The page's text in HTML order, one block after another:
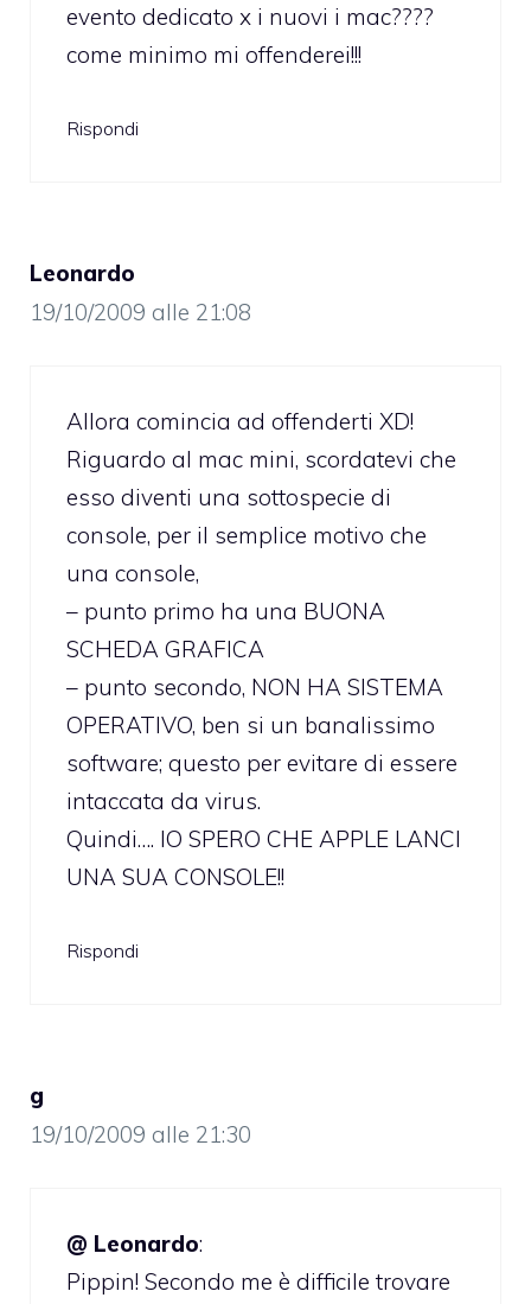
evento dedicato x i nuovi i mac????
come minimo mi offenderei!!!
Rispondi
Leonardo
19/10/2009 alle 21:08
Allora comincia ad offenderti XD!
Riguardo al mac mini, scordatevi che
esso diventi una sottospecie di
console, per il semplice motivo che
una console,
– punto primo ha una BUONA
SCHEDA GRAFICA
– punto secondo, NON HA SISTEMA
OPERATIVO, ben si un banalissimo
software; questo per evitare di essere
intaccata da virus.
Quindi…. IO SPERO CHE APPLE LANCI
UNA SUA CONSOLE!!
Rispondi
g
19/10/2009 alle 21:30
@ Leonardo:
Pippin! Secondo me è difficile trovare